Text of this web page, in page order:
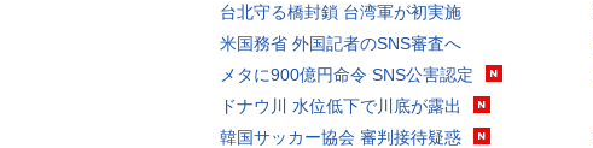
台北守る橋封鎖 台湾軍が初実施
米国務省 外国記者のSNS審査へ
メタに900億円命令 SNS公害認定
ドナウ川 水位低下で川底が露出
韓国サッカー協会 審判接待疑惑